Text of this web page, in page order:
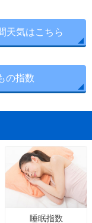
天気はこちら
の指数
睡眠指数